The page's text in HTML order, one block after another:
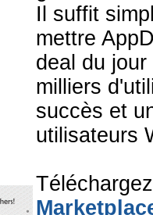
Il suffit
mettre
deal du
milliers
succès et
utilisateurs